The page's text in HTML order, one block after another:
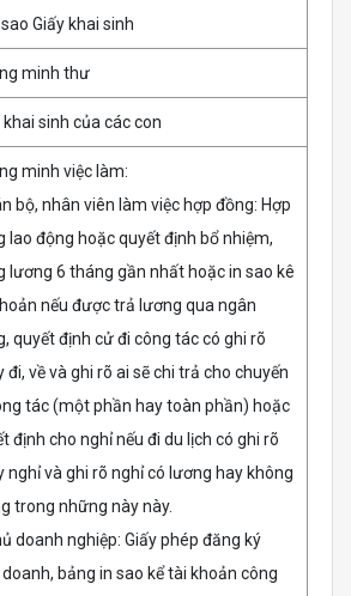
Giấy khai sinh
minh thư
khai sinh của các con
minh việc làm:
bộ, nhân viên làm việc hợp đồng: Hợp
lao động hoặc quyết định bổ nhiệm,
lương 6 tháng gần nhất hoặc in sao kê
nếu được trả lương qua ngân
quyết định cử đi công tác có ghi rõ
đi, về và ghi rõ ai sẽ chi trả cho chuyến
tác (một phần hay toàn phần) hoặc
định cho nghỉ nếu đi du lịch có ghi rõ
nghỉ và ghi rõ nghỉ có lương hay không
trong những này này.
doanh nghiệp: Giấy phép đăng ký
doanh, bảng in sao kể tài khoản công